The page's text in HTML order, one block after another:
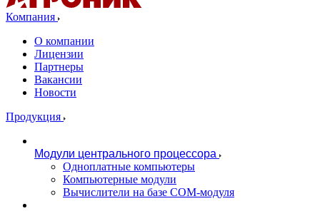
Компания
О компании
Лицензии
Партнеры
Вакансии
Новости
Продукция
Модули центрального процессора
Одноплатные компьютеры
Компьютерные модули
Вычислители на базе COM-модуля